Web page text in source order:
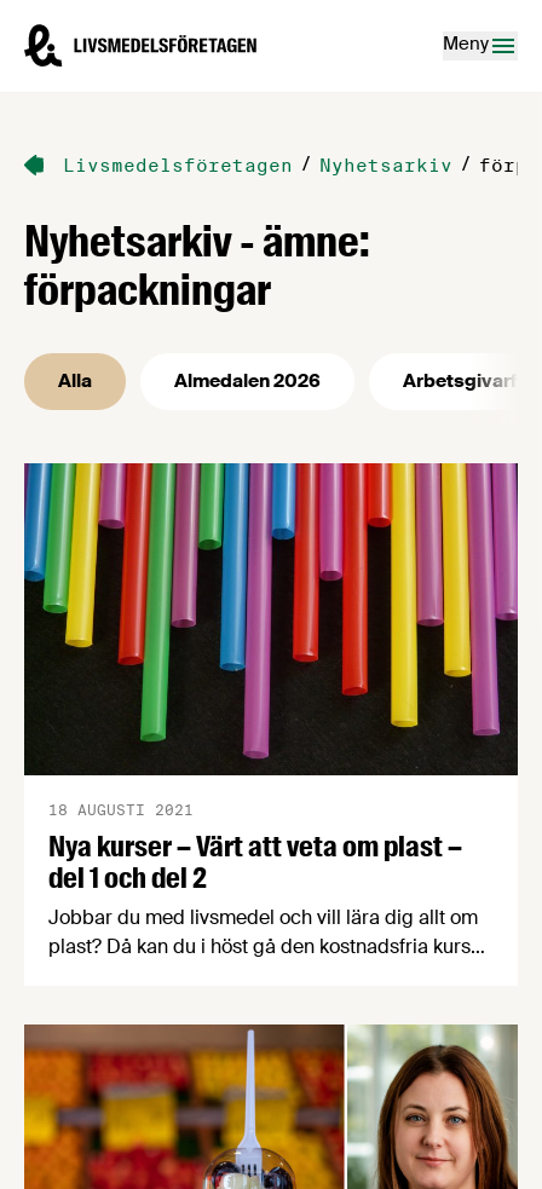
Livsmedelsföretagen – till startsidan
Meny
Livsmedelsföretagen / Nyhetsarkiv /
Nyhetsarkiv - ämne:
förpackningar
Alla Almedalen 2026
Nya kurser – Värt att veta om plast –
del 1 och del 2
18 AUGUSTI 2021
Jobbar du med livsmedel och vill lära dig allt om
plast? Då kan du i höst gå den kostnadsfria kursen
ges under flera tillfällen och finns även som
fortsättningskurs.